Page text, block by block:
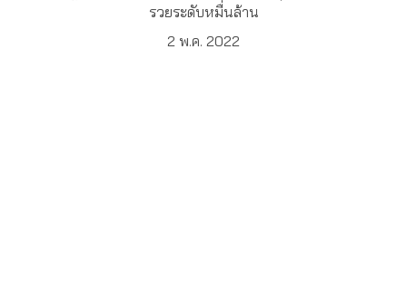
รวยระดับหมื่นล้าน
2 พ.ค. 2022